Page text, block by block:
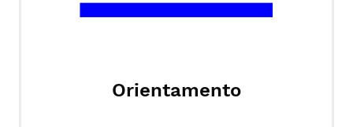
Orientamento